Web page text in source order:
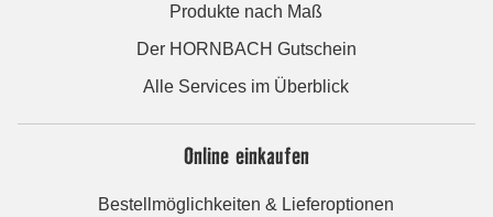
Produkte nach Maß
Der HORNBACH Gutschein
Alle Services im Überblick
Online einkaufen
Bestellmöglichkeiten & Lieferoptionen